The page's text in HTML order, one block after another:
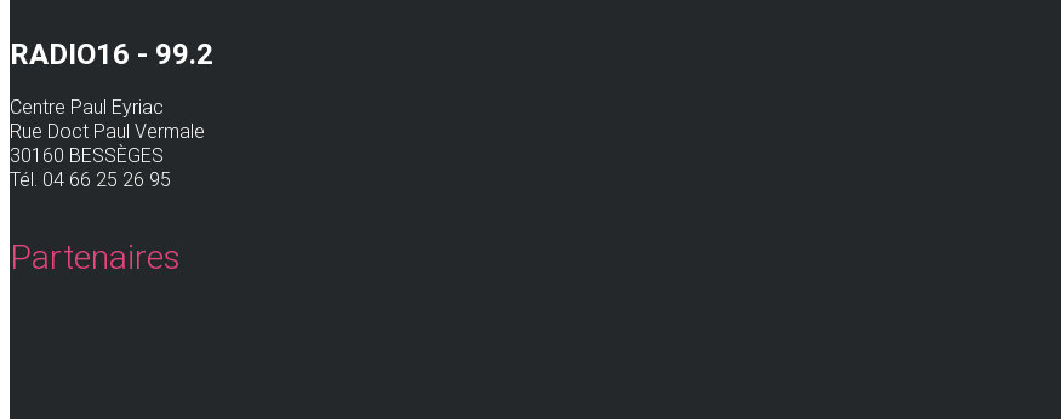
RADIO16 - 99.2
Centre Paul Eyriac
Rue Doct Paul Vermale
30160 BESSÈGES
Tél. 04 66 25 26 95
Partenaires